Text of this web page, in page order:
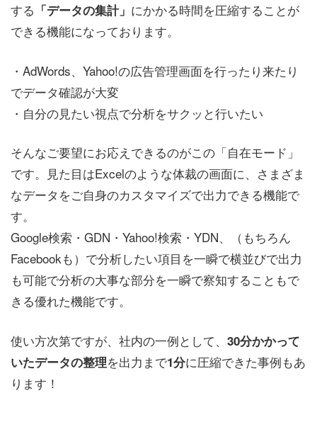
する 「データの集計」 にかかる時間を圧縮することが
できる機能になっております。
・AdWords、Yahoo!の広告管理画面を行ったり来たり
でデータ確認が大変
・自分の見たい視点で分析をサクッと行いたい
そんなご要望にお応えできるのがこの「自在モード」
です。見た目はExcelのような体裁の画面に、さまざま
なデータをご自身のカスタマイズで出力できる機能で
す。
Google検索・GDN・Yahoo!検索・YDN、（もちろん
Facebookも）で分析したい項目を一瞬で横並びで出力
も可能で分析の大事な部分を一瞬で察知することもで
きる優れた機能です。
使い方次第ですが、社内の一例として、 30分かかって
いたデータの整理を出力まで1分に圧縮できた事例もあ
ります！